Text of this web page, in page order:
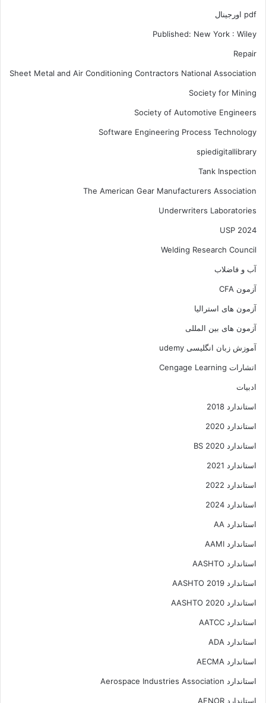
pdf اورجینال
Published: New York : Wiley
Repair
Sheet Metal and Air Conditioning Contractors National Association
Society for Mining
Society of Automotive Engineers
Software Engineering Process Technology
spiedigitallibrary
Tank Inspection
The American Gear Manufacturers Association
Underwriters Laboratories
USP 2024
Welding Research Council
آب و فاضلاب
آزمون CFA
آزمون های استرالیا
آزمون های بین المللی
آموزش زبان انگلیسی udemy
اتشارات Cengage Learning
ادبیات
استاندارد 2018
استاندارد 2020
استاندارد 2020 BS
استاندارد 2021
استاندارد 2022
استاندارد 2024
استاندارد AA
استاندارد AAMI
استاندارد AASHTO
استاندارد AASHTO 2019
استاندارد AASHTO 2020
استاندارد AATCC
استاندارد ADA
استاندارد AECMA
استاندارد Aerospace Industries Association
استاندارد AFNOR